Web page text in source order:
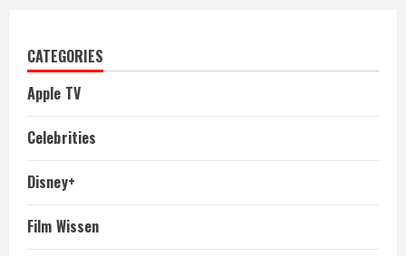
CATEGORIES
Apple TV
Celebrities
Disney+
Film Wissen